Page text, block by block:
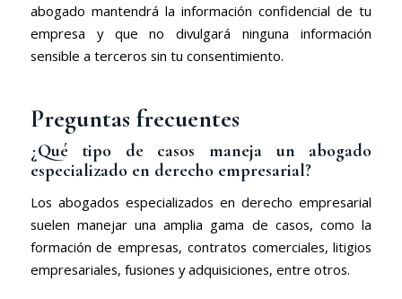
abogado mantendrá la información confidencial de tu
empresa y que no divulgará ninguna información
sensible a terceros sin tu consentimiento.
Preguntas frecuentes
¿Qué tipo de casos maneja un abogado
especializado en derecho empresarial?
Los abogados especializados en derecho empresarial
suelen manejar una amplia gama de casos, como la
formación de empresas, contratos comerciales, litigios
empresariales, fusiones y adquisiciones, entre otros.